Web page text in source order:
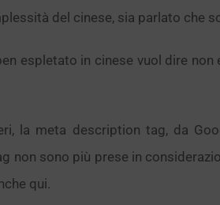
del cinese, sia parlato che
espletato in cinese vuol dire non
la meta description tag, da
non sono più prese in
qui.